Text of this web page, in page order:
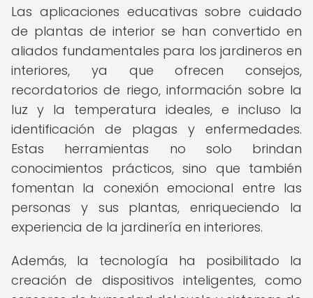
Las aplicaciones educativas sobre cuidado
de plantas de interior se han convertido en
aliados fundamentales para los jardineros en
interiores, ya que ofrecen consejos,
recordatorios de riego, información sobre la
luz y la temperatura ideales, e incluso la
identificación de plagas y enfermedades.
Estas herramientas no solo brindan
conocimientos prácticos, sino que también
fomentan la conexión emocional entre las
personas y sus plantas, enriqueciendo la
experiencia de la jardinería en interiores.
Además, la tecnología ha posibilitado la
creación de dispositivos inteligentes, como